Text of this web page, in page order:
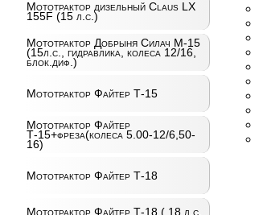
Мототрактор дизельный Claus LX
155F (15 л.с.)
Мототрактор Добрыня Силач М-15
(15л.с., гидравлика, колеса 12/16,
блок.диф.)
Мототрактор Файтер Т-15
Мототрактор Файтер
Т-15+фреза(колеса 5.00-12/6,50-
16)
Мототрактор Файтер Т-18
Мототрактор Файтер Т-18 ( 18 л.с,